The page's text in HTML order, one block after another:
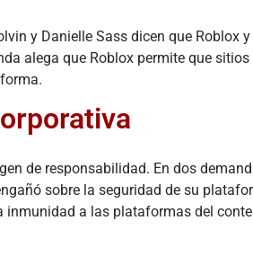
y Danielle Sass dicen que Roblox
alega que Roblox permite que sitios
de responsabilidad. En dos
sobre la seguridad de su
inmunidad a las plataformas del